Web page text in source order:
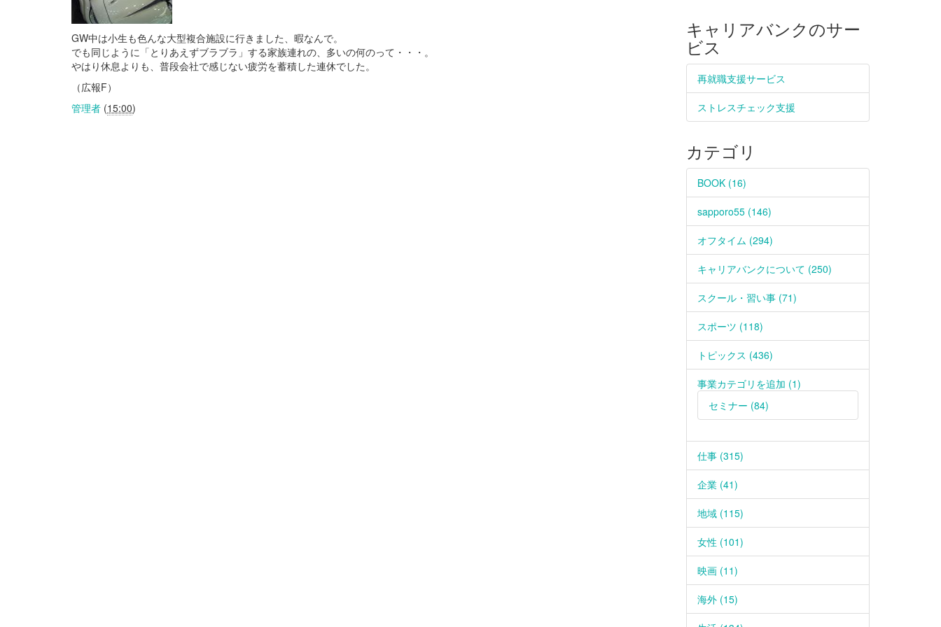
GW中は小生も色んな大型複合施設に行きました、暇なんで。
でも同じように「とりあえずブラブラ」する家族連れの、多いの何のって・・・。
やはり休息よりも、普段会社で感じない疲労を蓄積した連休でした。
（広報F）
管理者 (15:00)
キャリアバンクのサー
ビス
再就職支援サービス
ストレスチェック支援
カテゴリ
BOOK (16)
sapporo55 (146)
オフタイム (294)
キャリアバンクについて (250)
スクール・習い事 (71)
スポーツ (118)
トピックス (436)
事業カテゴリを追加 (1)
セミナー (84)
仕事 (315)
企業 (41)
地域 (115)
女性 (101)
映画 (11)
海外 (15)